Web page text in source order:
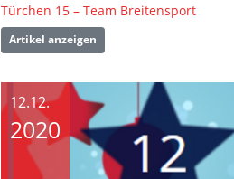
Türchen 15 – Team Breitensport
Artikel anzeigen
12.12.
2020